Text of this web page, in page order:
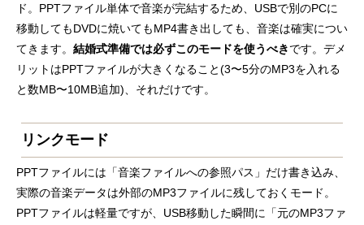
ド。PPTファイル単体で音楽が完結するため、USBで別のPCに
移動してもDVDに焼いてもMP4書き出しても、音楽は確実につい
てきます。 結婚式準備では必ずこのモードを使うべきです。デメ
リットはPPTファイルが大きくなること(3〜5分のMP3を入れる
と数MB〜10MB追加)、それだけです。
リンクモード
PPTファイルには「音楽ファイルへの参照パス」だけ書き込み、
実際の音楽データは外部のMP3ファイルに残しておくモード。
PPTファイルは軽量ですが、USB移動した瞬間に「元のMP3ファ